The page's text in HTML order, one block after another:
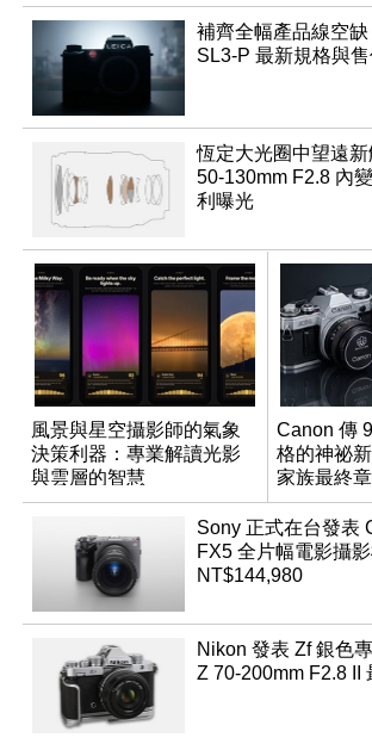
補齊全幅產品線空
SL3-P 最新規格與
恆定大光圈中望遠新
50-130mm F2.8 內
利曝光
風景與星空攝影師的氣象
決策利器：專業解讀光影
與雲層的智慧
App「Atmos」登場
Canon 傳
格的神祕
家族最終
Sony 正式在台發表
FX5 全片幅電影攝
NT$144,980
Nikon 發表 Zf 銀色
Z 70-200mm F2.8 II